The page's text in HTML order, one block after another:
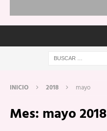
INICIO 2018 mayo
Mes: mayo 2018